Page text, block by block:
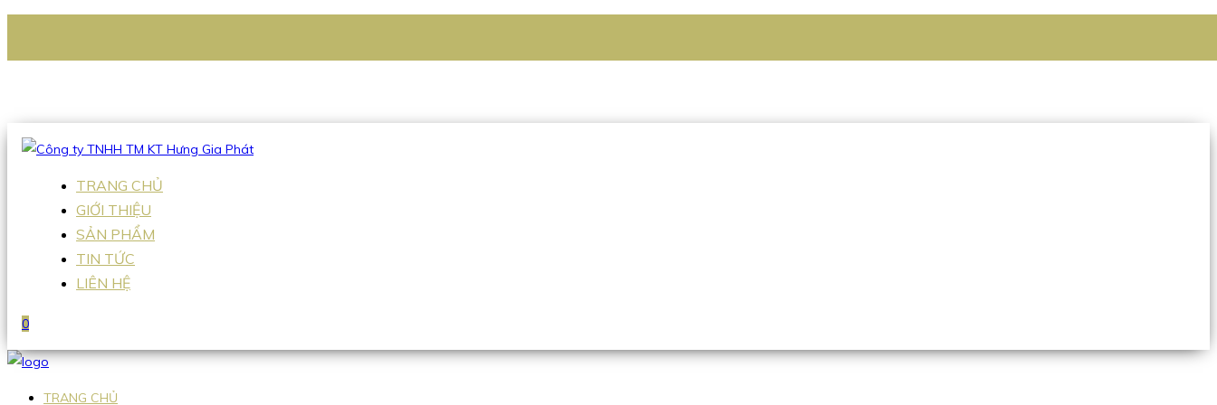
Hotline:0938 336 079
TRANG CHỦ
GIỚI THIỆU
SẢN PHẨM
TIN TỨC
LIÊN HỆ
0
TRANG CHỦ